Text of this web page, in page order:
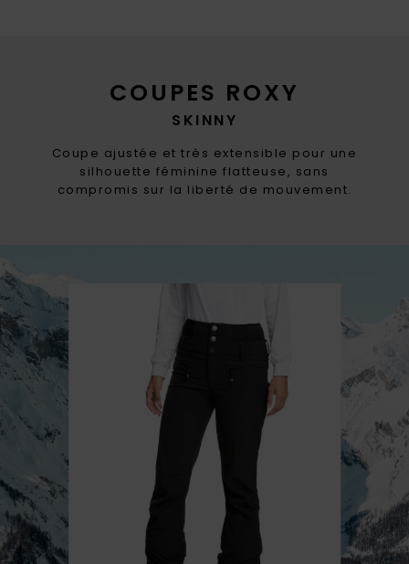
COUPES ROXY
SKINNY
Coupe ajustée et très extensible pour une
silhouette féminine flatteuse, sans
compromis sur la liberté de mouvement.